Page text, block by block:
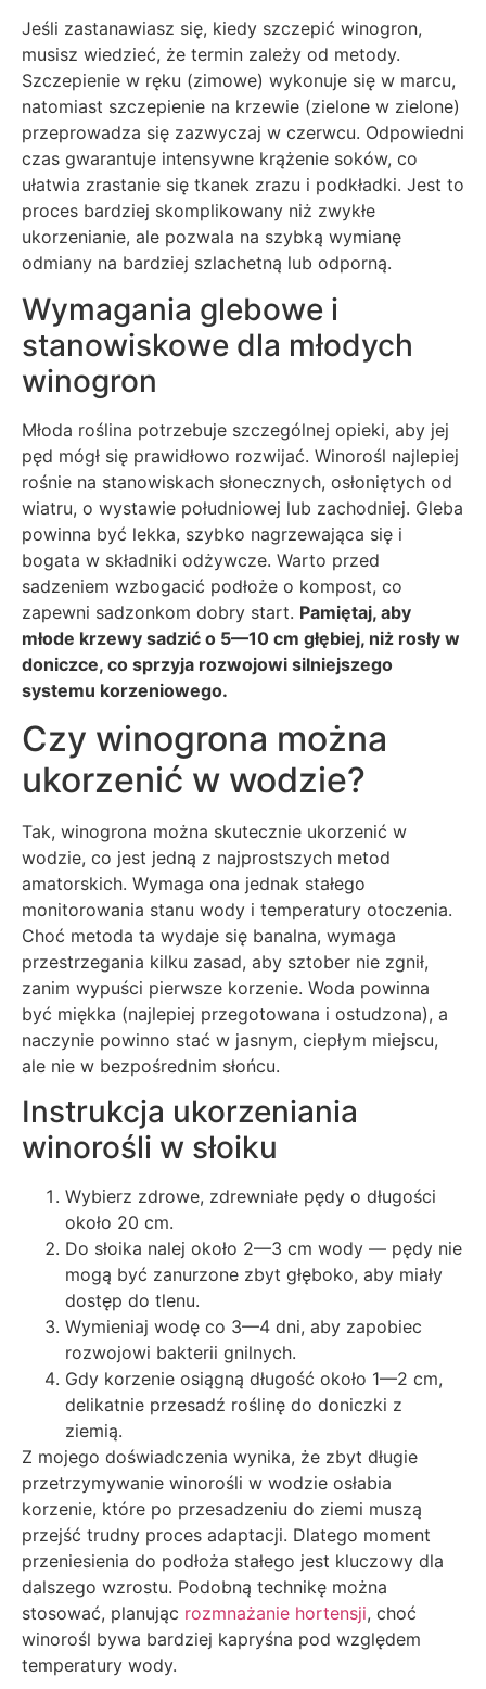
Jeśli zastanawiasz się, kiedy szczepić winogron,
musisz wiedzieć, że termin zależy od metody.
Szczepienie w ręku (zimowe) wykonuje się w marcu,
natomiast szczepienie na krzewie (zielone w zielone)
przeprowadza się zazwyczaj w czerwcu. Odpowiedni
czas gwarantuje intensywne krążenie soków, co
ułatwia zrastanie się tkanek zrazu i podkładki. Jest to
proces bardziej skomplikowany niż zwykłe
ukorzenianie, ale pozwala na szybką wymianę
odmiany na bardziej szlachetną lub odporną.
Wymagania glebowe i
stanowiskowe dla młodych
winogron
Młoda roślina potrzebuje szczególnej opieki, aby jej
pęd mógł się prawidłowo rozwijać. Winorośl najlepiej
rośnie na stanowiskach słonecznych, osłoniętych od
wiatru, o wystawie południowej lub zachodniej. Gleba
powinna być lekka, szybko nagrzewająca się i
bogata w składniki odżywcze. Warto przed
sadzeniem wzbogacić podłoże o kompost, co
zapewni sadzonkom dobry start. Pamiętaj, aby
młode krzewy sadzić o 5—10 cm głębiej, niż rosły w
doniczce, co sprzyja rozwojowi silniejszego
systemu korzeniowego.
Czy winogrona można
ukorzenić w wodzie?
Tak, winogrona można skutecznie ukorzenić w
wodzie, co jest jedną z najprostszych metod
amatorskich. Wymaga ona jednak stałego
monitorowania stanu wody i temperatury otoczenia.
Choć metoda ta wydaje się banalna, wymaga
przestrzegania kilku zasad, aby sztober nie zgnił,
zanim wypuści pierwsze korzenie. Woda powinna
być miękka (najlepiej przegotowana i ostudzona), a
naczynie powinno stać w jasnym, ciepłym miejscu,
ale nie w bezpośrednim słońcu.
Instrukcja ukorzeniania
winorośli w słoiku
Wybierz zdrowe, zdrewniałe pędy o długości
około 20 cm.
Do słoika nalej około 2—3 cm wody — pędy nie
mogą być zanurzone zbyt głęboko, aby miały
dostęp do tlenu.
Wymieniaj wodę co 3—4 dni, aby zapobiec
rozwojowi bakterii gnilnych.
Gdy korzenie osiągną długość około 1—2 cm,
delikatnie przesadź roślinę do doniczki z
ziemią.
Z mojego doświadczenia wynika, że zbyt długie
przetrzymywanie winorośli w wodzie osłabia
korzenie, które po przesadzeniu do ziemi muszą
przejść trudny proces adaptacji. Dlatego moment
przeniesienia do podłoża stałego jest kluczowy dla
dalszego wzrostu. Podobną technikę można
stosować, planując rozmnażanie hortensji, choć
winorośl bywa bardziej kapryśna pod względem
temperatury wody.